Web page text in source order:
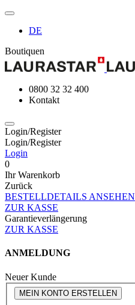
DE
Boutiquen
0800 32 32 400
Kontakt
Login/Register
Login/Register
Login
0
Ihr Warenkorb
Zurück
BESTELLDETAILS ANSEHEN
ZUR KASSE
Garantieverlängerung
ZUR KASSE
ANMELDUNG
Neuer Kunde
MEIN KONTO ERSTELLEN